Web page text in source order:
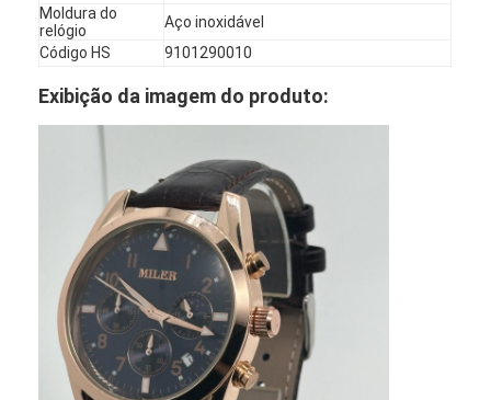
Produtos
Visita à fábrica
Controle de qualidade
Contate-nos
Notícias
Casos
Blogue
Moldura do
relógio
Aço inoxidável
Código HS
9101290010
Exibição da imagem do produto: